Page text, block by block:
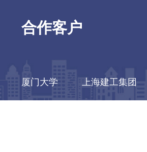
合作客户
厦门大学 上海建工集团